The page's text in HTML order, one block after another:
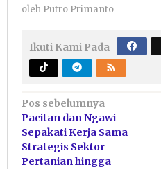
oleh Putro Primanto
Ikuti Kami Pada
Navigasi
pos
Pos sebelumnya
Pacitan dan Ngawi
Sepakati Kerja Sama
Strategis Sektor
Pertanian hingga